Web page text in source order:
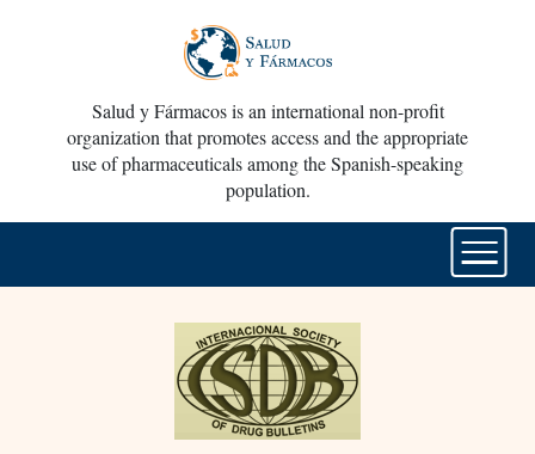
Salud y Fármacos is an international non-profit
organization that promotes access and the appropriate
use of pharmaceuticals among the Spanish-speaking
population.